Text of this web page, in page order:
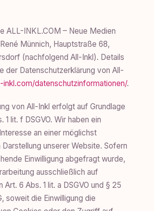
ALL-INKL.COM – Neue Medien
Münnich, Hauptstraße 68,
(nachfolgend All-Inkl). Details
der Datenschutzerklärung von All-
inkl.com/datenschutzinformationen/.
von All-Inkl erfolgt auf Grundlage
1 lit. f DSGVO. Wir haben ein
an einer möglichst
unserer Website. Sofern
Einwilligung abgefragt wurde,
ausschließlich auf
Art. 6 Abs. 1 lit. a DSGVO und § 25
soweit die Einwilligung die